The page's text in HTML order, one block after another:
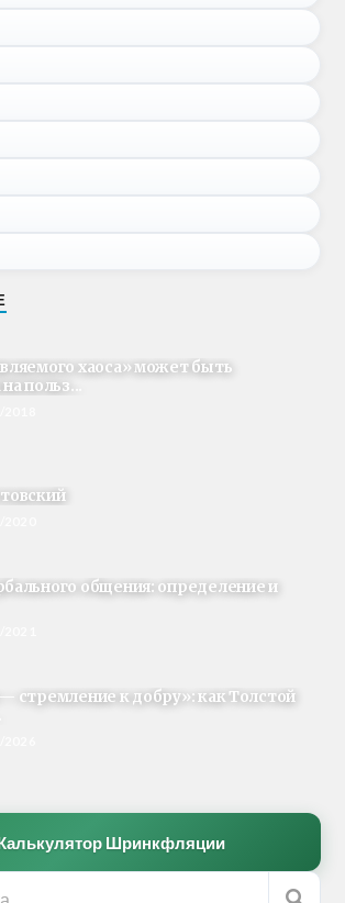
хаоса» может быть
польз...
общения: определение и
стремление к добру»: как Толстой
Шринкфляции